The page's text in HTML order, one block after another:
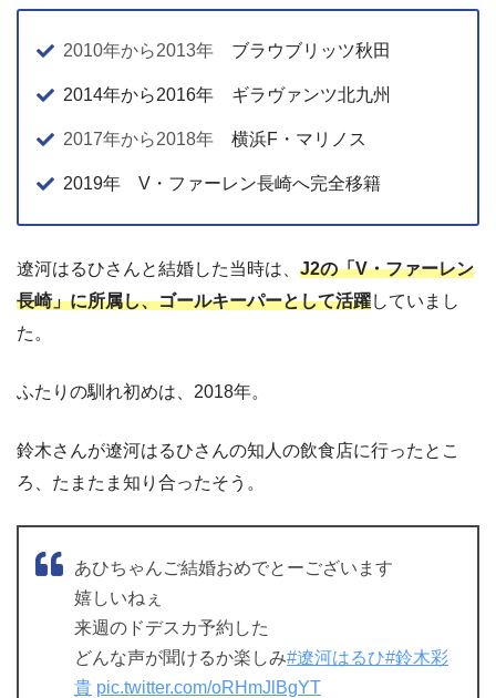
2010年から2013年 ブラウブリッツ秋田
2014年から2016年 ギラヴァンツ北九州
2017年から2018年 横浜F・マリノス
2019年 V・ファーレン長崎へ完全移籍
遼河はるひさんと結婚した当時は、 J2の「V・ファーレン
長崎」に所属し、ゴールキーパーとして活躍していまし
た。
ふたりの馴れ初めは、2018年。
鈴木さんが遼河はるひさんの知人の飲食店に行ったとこ
ろ、たまたま知り合ったそう。
あひちゃんご結婚おめでとーございます
嬉しいねぇ
来週のドデスカ予約した
どんな声が聞けるか楽しみ#遼河はるひ#鈴木彩
貴 pic.twitter.com/oRHmJlBgYT